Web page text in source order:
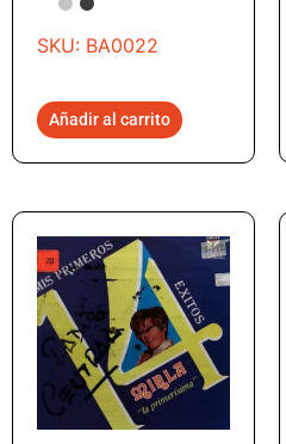
SKU: BA0022
Añadir al carrito